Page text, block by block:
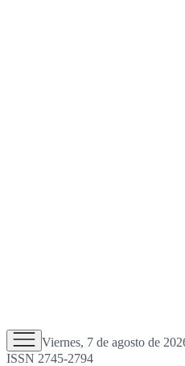
Viernes, 7 de agosto de
ISSN 2745-2794